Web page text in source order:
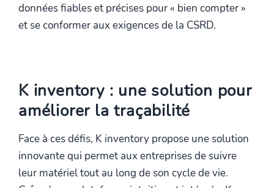
données fiables et précises pour « bien compter »
et se conformer aux exigences de la CSRD.
K inventory : une solution pour
améliorer la traçabilité
Face à ces défis, K inventory propose une solution
innovante qui permet aux entreprises de suivre
leur matériel tout au long de son cycle de vie.